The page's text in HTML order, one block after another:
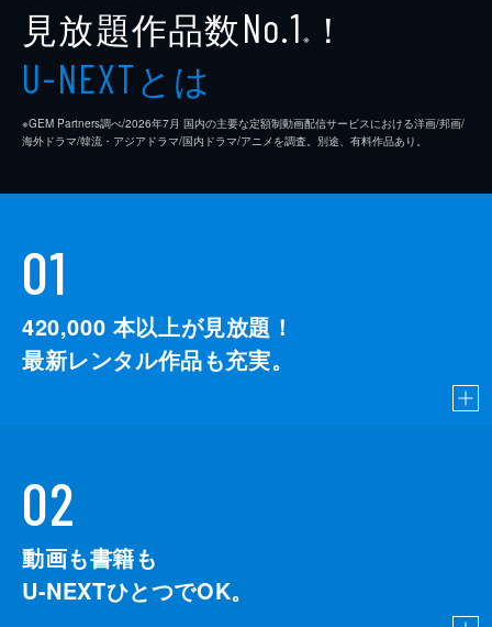
見放題作品数No.1 ※ ！
U-NEXTとは
※GEM Partners調べ/2026年7⽉ 国内の主要な定額制動画配信サービスにおける洋画/邦画/
海外ドラマ/韓流・アジアドラマ/国内ドラマ/アニメを調査。別途、有料作品あり。
01
420,000 本以上が見放題！
最新レンタル作品も充実。
02
動画も書籍も
U-NEXTひとつでOK。